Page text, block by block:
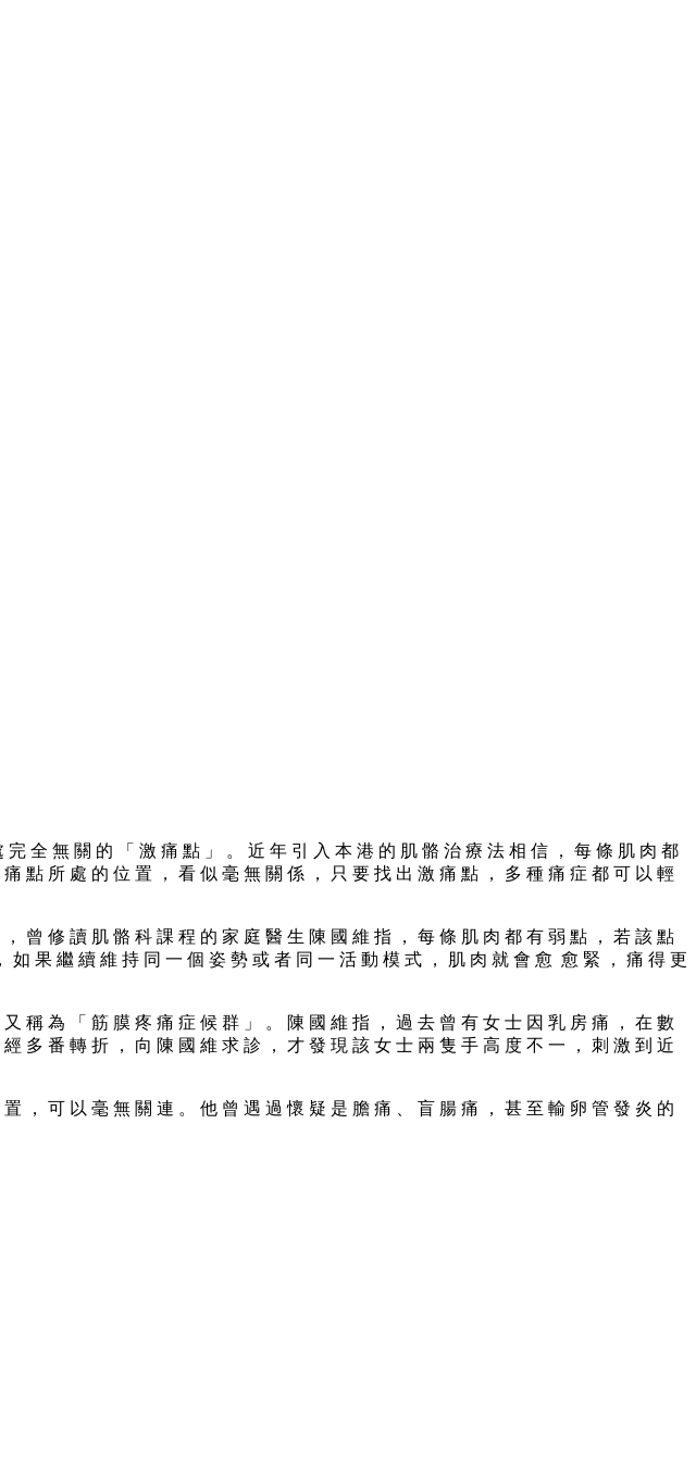
全 無 關 的 「 激 痛 點 」 。 近 年 引 入 本 港 的 肌 骼 治 療 法 相 信 ， 每 條 肌 肉 都
點 所 處 的 位 置 ， 看 似 毫 無 關 係 ， 只 要 找 出 激 痛 點 ， 多 種 痛 症 都 可 以 輕
曾 修 讀 肌 骼 科 課 程 的 家 庭 醫 生 陳 國 維 指 ， 每 條 肌 肉 都 有 弱 點 ， 若 該 點
果 繼 續 維 持 同 一 個 姿 勢 或 者 同 一 活 動 模 式 ， 肌 肉 就 會 愈 愈 緊 ， 痛 得 更
稱 為 「 筋 膜 疼 痛 症 候 群 」 。 陳 國 維 指 ， 過 去 曾 有 女 士 因 乳 房 痛 ， 在 數
多 番 轉 折 ， 向 陳 國 維 求 診 ， 才 發 現 該 女 士 兩 隻 手 高 度 不 一 ， 刺 激 到 近
， 可 以 毫 無 關 連 。 他 曾 遇 過 懷 疑 是 膽 痛 、 盲 腸 痛 ， 甚 至 輸 卵 管 發 炎 的